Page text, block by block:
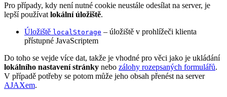
Pro případy, kdy není nutné cookie neustále odesílat na server, je
lepší používat lokální úložiště.
Úložiště localStorage – úložiště v prohlížeči klienta
přístupné JavaScriptem
Do toho se vejde více dat, takže je vhodné pro věci jako je ukládání
lokálního nastavení stránky nebo zálohy rozepsaných formulářů.
V případě potřeby se potom může jeho obsah přenést na server
AJAXem.